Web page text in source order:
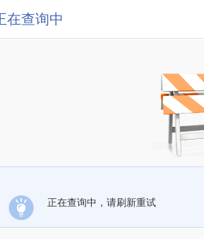
在查询中
正在查询中，请刷新重试